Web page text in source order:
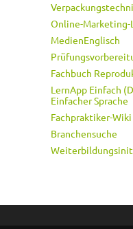
Online-Marketing-
MedienEnglisch
Fachbuch
LernApp Einfach
Einfacher Sprache
Fachpraktiker-Wiki
Branchensuche